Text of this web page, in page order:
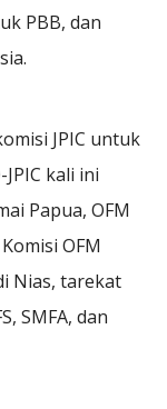
PBB, dan
JPIC untuk
kali ini
Papua, OFM
OFM
Nias, tarekat
SMFA, dan